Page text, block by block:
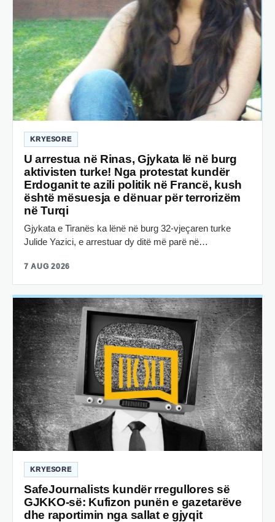
KRYESORE
U arrestua në Rinas, Gjykata lë në burg
aktivisten turke! Nga protestat kundër
Erdoganit te azili politik në Francë, kush
është mësuesja e dënuar për terrorizëm
në Turqi
Gjykata e Tiranës ka lënë në burg 32-vjeçaren turke
Julide Yazici, e arrestuar dy ditë më parë në…
7 AUG 2026
KRYESORE
SafeJournalists kundër rregullores së
GJKKO-së: Kufizon punën e gazetarëve
dhe raportimin nga sallat e gjyqit